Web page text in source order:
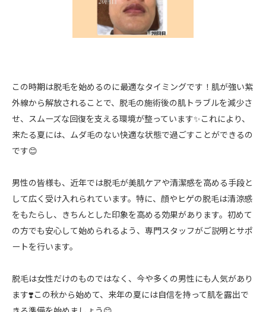
この時期は脱毛を始めるのに最適なタイミングです！肌が強い紫
外線から解放されることで、脱毛の施術後の肌トラブルを減少さ
せ、スムーズな回復を支える環境が整っています✨これにより、
来たる夏には、ムダ毛のない快適な状態で過ごすことができるの
です😊
男性の皆様も、近年では脱毛が美肌ケアや清潔感を高める手段と
して広く受け入れられています。特に、顔やヒゲの脱毛は清涼感
をもたらし、きちんとした印象を高める効果があります。初めて
の方でも安心して始められるよう、専門スタッフがご説明とサポ
ートを行います。
脱毛は女性だけのものではなく、今や多くの男性にも人気があり
ます❣️この秋から始めて、来年の夏には自信を持って肌を露出で